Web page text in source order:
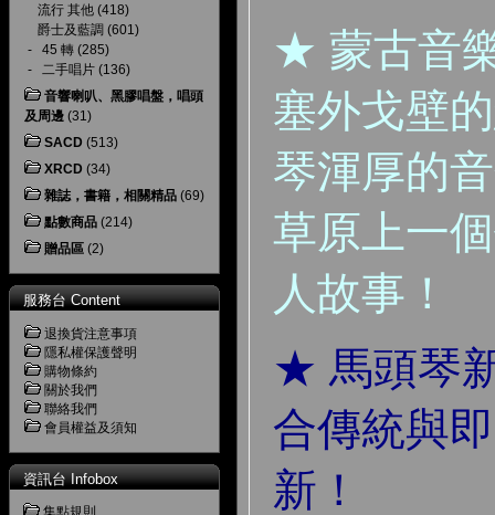
流行 其他 (418)
爵士及藍調 (601)
- 45 轉 (285)
- 二手唱片 (136)
音響喇叭、黑膠唱盤，唱頭
及周邊 (31)
SACD (513)
XRCD (34)
雜誌，書籍，相關精品 (69)
點數商品 (214)
贈品區 (2)
服務台 Content
退換貨注意事項
隱私權保護聲明
購物條約
關於我們
聯絡我們
會員權益及須知
資訊台 Infobox
集點規則
★ 蒙古音
塞外戈壁
琴渾厚的
草原上一
人故事！
★ 馬頭琴
合傳統與
新！